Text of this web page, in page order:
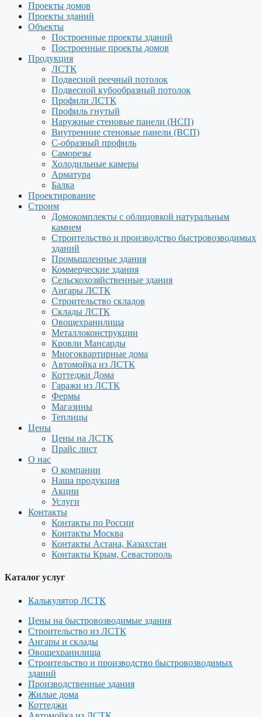
Проекты домов
Проекты зданий
Объекты
Построенные проекты зданий
Построенные проекты домов
Продукция
ЛСТК
Подвесной реечный потолок
Подвесной кубообразный потолок
Профили ЛСТК
Профиль гнутый
Наружные стеновые панели (НСП)
Внутренние стеновые панели (ВСП)
С-образный профиль
Саморезы
Холодильные камеры
Арматура
Балка
Проектирование
Строим
Домокомплекты с облицовкой натуральным
камнем
Строительство и производство быстровозводимых
зданий
Промышленные здания
Коммерческие здания
Сельскохозяйственные здания
Ангары ЛСТК
Строительство складов
Склады ЛСТК
Овощехранилища
Металлоконструкции
Кровли Мансарды
Многоквартирные дома
Автомойка из ЛСТК
Коттеджи Дома
Гаражи из ЛСТК
Фермы
Магазины
Теплицы
Цены
Цены на ЛСТК
Прайс лист
О нас
О компании
Наша продукция
Акции
Услуги
Контакты
Контакты по России
Контакты Москва
Контакты Астана, Казахстан
Контакты Крым, Севастополь
Каталог услуг
Калькулятор ЛСТК
Цены на быстровозводимые здания
Строительство из ЛСТК
Ангары и склады
Овощехранилища
Строительство и производство быстровозводимых
зданий
Производственные здания
Жилые дома
Коттеджи